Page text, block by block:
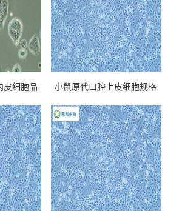
皮细胞品
小鼠原代口腔上皮细胞规格